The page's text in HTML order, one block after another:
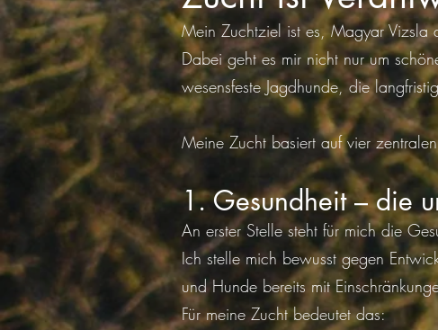
Mein Zuchtziel ist es, Magyar Vizsla
Dabei geht es mir nicht nur um
wesensfeste Jagdhunde, die
Meine Zucht basiert auf vier
1. Gesundheit – die
An erster Stelle steht für mich die
Ich stelle mich bewusst gegen
und Hunde bereits mit
Für meine Zucht bedeutet das: